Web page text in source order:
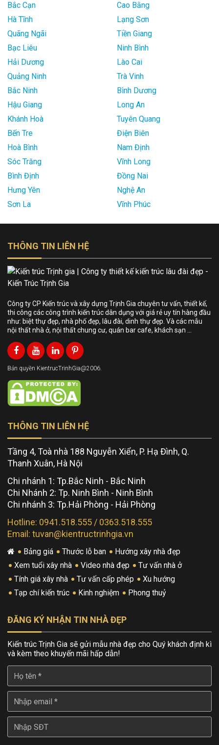
Bắc Cạn
Cao Bằng
Hà Tĩnh
Lạng Sơn
Quãng Ngãi
Tiền Giang
Bạc Liêu
Ninh Bình
Hải Dương
Lào Cai
Quảng Ninh
Trà Vinh
Bắc Ninh
Bình Dương
Hậu Giang
Long An
Khánh Hoà
Tuyên Quang
Bến Tre
Điện Biên
Hoà Bình
Nam Định
Sóc Trăng
Vĩnh Long
Bình Định
Đồng Nai
Hưng Yên
Nghệ An
Sơn La
Vĩnh Phúc
THÔNG TIN LIÊN HỆ
Công ty CP Kiến trúc và xây dựng Trịnh Gia chuyên tư vấn, thiết kế,
thi công các công trình kiến trúc dân dụng với giá rẻ uy tín hàng đầu
như: biệt thự đẹp, nhà phố đẹp, lâu đài, dinh thự đẹp. Và các mẫu
nội thất nhà ở, nội thất chung cư, quán bar cafe, khách sạn …
Bản quyền KientrucTrinhGia@2006.
THÔNG TIN LIÊN HỆ
Tầng 4, Toà nhà 188 Nguyễn Xiển, P. Hạ Đình, Q.
Thanh Xuân, Hà Nội
Chi nhánh 1: Tp.Bắc Ninh - Bắc Ninh
Chi Nhánh 2: Tp. Ninh Bình - Ninh Bình
Chi nhánh 3: Tp.Hải Phòng - Hải Phòng
Hotline: 0941.518.555 / 0363.518.555
Email: tuvan@kientructrinhgia.vn
Bảng giá Thước lỗ ban
Hướng xây nhà đẹp
Xem tuổi xây nhà
Video nhà đẹp
Tư vấn nhà ở
Tính giá xây nhà
Tư vấn cấp phép
Xu hướng
Tạp chí kiến trúc
Kinh nghiệm Phong thuỷ
ĐĂNG KÝ NHẬN TIN NHÀ ĐẸP
Kiến trúc Trịnh Gia sẽ gửi mẫu nhà đẹp cho Quý khách định kì
và kèm theo khuyến mãi hấp dẫn!